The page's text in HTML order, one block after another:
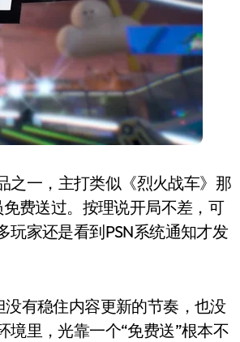
文讲透
多品类增长
之一，主打类似《烈火战车》那
费送过。按理说开局不差，可
家还是看到PSN系统通知才发
有稳住内容更新的节奏，也没
里，光靠一个“免费送”根本不